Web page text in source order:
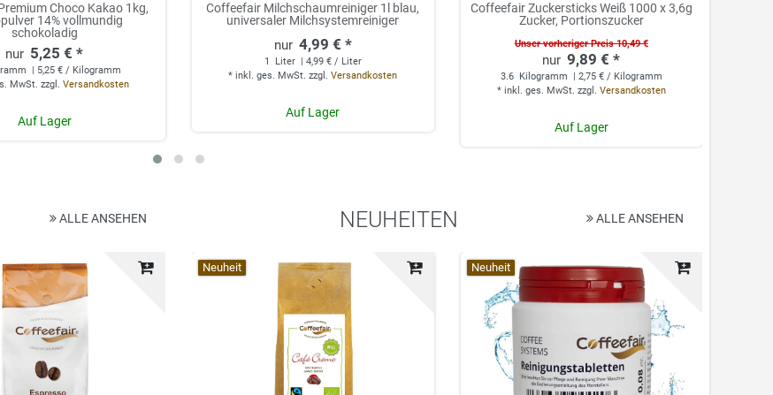
Choco Kakao 1kg,
14% vollmundig
schokoladig
5,25 € *
| 5,25 € / Kilogramm
MwSt. zzgl. Versandkosten
Auf Lager
Coffeefair Milchschaumreiniger 1l blau,
universaler Milchsystemreiniger
4,99 € *
1 Liter
| 4,99 € / Liter
*inkl. ges. MwSt. zzgl.Versandkosten
Auf Lager
Coffeefair Zuckersticks Weiß 1000 x 3,6g
Zucker, Portionszucker
Unser vorheriger Preis 10,49 €
9,89 € *
3.6 Kilogramm
| 2,75 € / Kilogramm
* inkl. ges. MwSt. zzgl. Versandkosten
Auf Lager
ALLE ANSEHEN
Top-Artikel Top-Artikel
NEUHEITEN ALLE ANSEHEN
Neuheit Neuheit